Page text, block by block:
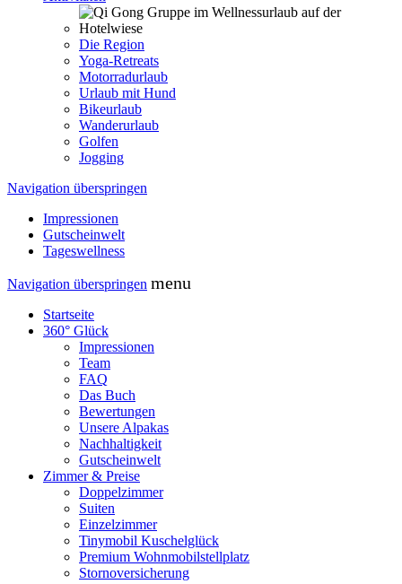
Die Region
Yoga-Retreats
Motorradurlaub
Urlaub mit Hund
Bikeurlaub
Wanderurlaub
Golfen
Jogging
Navigation überspringen
Impressionen
Gutscheinwelt
Tageswellness
Navigation überspringen menu
Startseite
360° Glück
Impressionen
Team
FAQ
Das Buch
Bewertungen
Unsere Alpakas
Nachhaltigkeit
Gutscheinwelt
Zimmer & Preise
Doppelzimmer
Suiten
Einzelzimmer
Tinymobil Kuschelglück
Premium Wohnmobilstellplatz
Stornoversicherung